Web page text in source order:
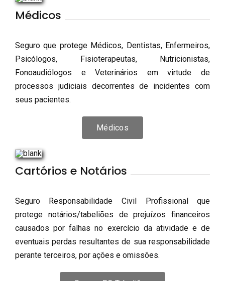
Médicos
Seguro que protege Médicos, Dentistas, Enfermeiros,
Psicólogos, Fisioterapeutas, Nutricionistas,
Fonoaudiólogos e Veterinários em virtude de
processos judiciais decorrentes de incidentes com
seus pacientes.
Médicos
Cartórios e Notários
Seguro Responsabilidade Civil Profissional que
protege notários/tabeliões de prejuízos financeiros
causados por falhas no exercício da atividade e de
eventuais perdas resultantes de sua responsabilidade
perante terceiros, por ações e omissões.